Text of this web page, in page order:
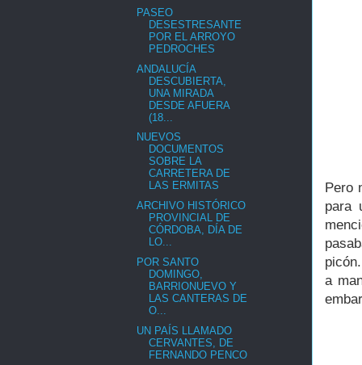
Pero
para
a
PASEO
DESESTRESANTE
POR EL ARROYO
PEDROCHES
ANDALUCÍA
DESCUBIERTA,
UNA MIRADA
DESDE AFUERA
(18...
NUEVOS
DOCUMENTOS
SOBRE LA
CARRETERA DE
LAS ERMITAS
ARCHIVO HISTÓRICO
PROVINCIAL DE
CÓRDOBA, DÍA DE
LO...
POR SANTO
DOMINGO,
BARRIONUEVO Y
LAS CANTERAS DE
O...
UN PAÍS LLAMADO
CERVANTES, DE
FERNANDO PENCO